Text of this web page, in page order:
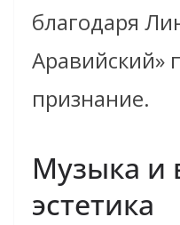
благодаря
Аравийский»
признание.
Музыка и
эстетика